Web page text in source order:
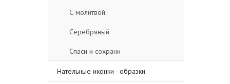
С молитвой
Серебряный
Спаси и сохрани
Нательные иконки - образки